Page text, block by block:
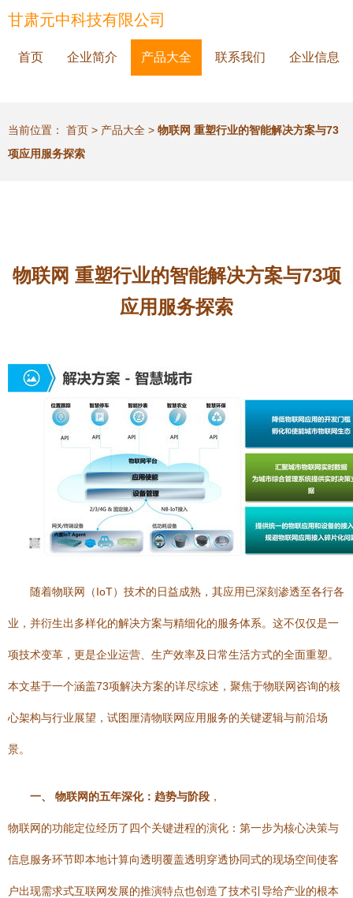
甘肃元中科技有限公司
首页 企业简介 产品大全 联系我们 企业信息
当前位置： 首页 > 产品大全 > 物联网 重塑行业的智能解决方案与73
项应用服务探索
物联网 重塑行业的智能解决方案与73项
应用服务探索
随着物联网（IoT）技术的日益成熟，其应用已深刻渗透至各行各
业，并衍生出多样化的解决方案与精细化的服务体系。这不仅仅是一
项技术变革，更是企业运营、生产效率及日常生活方式的全面重塑。
本文基于一个涵盖73项解决方案的详尽综述，聚焦于物联网咨询的核
心架构与行业展望，试图厘清物联网应用服务的关键逻辑与前沿场
景。
一、 物联网的五年深化：趋势与阶段 ，
物联网的功能定位经历了四个关键进程的演化：第一步为核心决策与
信息服务环节即本地计算向透明覆盖透明穿透协同式的现场空间使客
户出现需求式互联网发展的推演特点也创造了技术引导给产业的根本